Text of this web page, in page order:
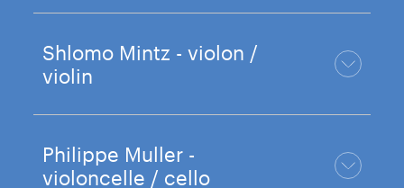
Shlomo Mintz - violon /
violin
Philippe Muller -
violoncelle / cello